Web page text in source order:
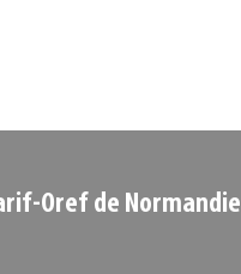
Oref de Normandie